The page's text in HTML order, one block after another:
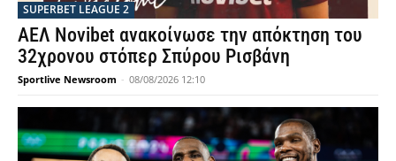
SUPERBET LEAGUE 2
ΑΕΛ Novibet ανακοίνωσε την απόκτηση του
32χρονου στόπερ Σπύρου Ρισβάνη
Sportlive Newsroom - 08/08/2026 12:10